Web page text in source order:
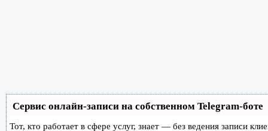
Сервис онлайн-записи на собственном Telegram-боте
Тот, кто работает в сфере услуг, знает — без ведения записи